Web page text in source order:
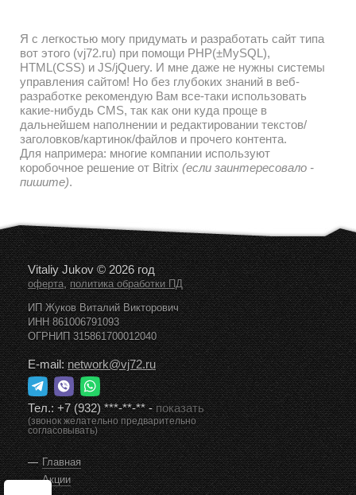
Я с легкостью могу придумать и разработать сайт типа
вот этого (vj72.ru) при помощи PHP(±MySQL),
HTML(CSS) и JS/jQuery. И мне даже не нужны системы
управления сайтом! Но без глубоких знаний в веб-
разработке рекомендую Вам все-таки использовать
какие-нибудь CMS, так как они куда проще в
дальнейшем наполнении и редактировании текстов/
заголовков/картинок/файлов и прочего контента.
Для напримера: многие компании используют
коробочное решение от Bitrix (если заинтересовало -
пишите).
Vitaliy Jukov © 2026 год
оферта,политика обработки ПД
ИП Жуков Виталий Викторович
ИНН 861006791093
ОГРНИП 315861700012040
E-mail:network@vj72.ru
Тел.:+7 (932) ***-**-**-показать
(звонок желательно предварительно
согласовывать)
Главная
Акции